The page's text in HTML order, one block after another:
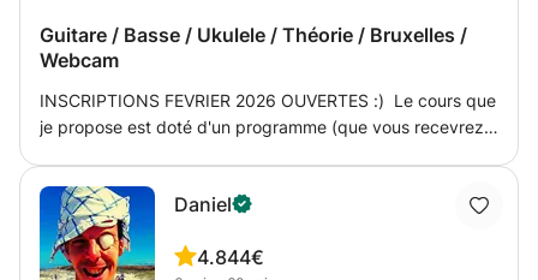
Guitare / Basse / Ukulele / Théorie / Bruxelles /
Webcam
INSCRIPTIONS FEVRIER 2026 OUVERTES :) Le cours que
je propose est doté d'un programme (que vous recevrez
demandes et de vos attentes. L'âge n'est donc pas
restrictif quant au programme, vous pourrez avec du
travail quotidien qualitatif (et non quantitatif) observer
Daniel
4.844€